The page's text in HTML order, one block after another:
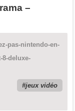
–
pas-nintendo-en-
8-deluxe-
jeux vidéo